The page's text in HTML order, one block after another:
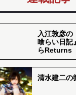
入江敦彦の
喰らい日記
らReturns
清水建二の